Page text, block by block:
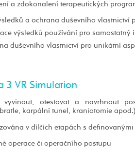
a zdokonalení terapeutických
a ochrana duševního vlastnictví
výsledků používání pro samostatný i
duševního vlastnictví pro unikátní
3 VR Simulation
otestovat a navrhnout
karpální tunel, kraniotomie apod.)
v dílčích etapách s
operace či operačního postupu